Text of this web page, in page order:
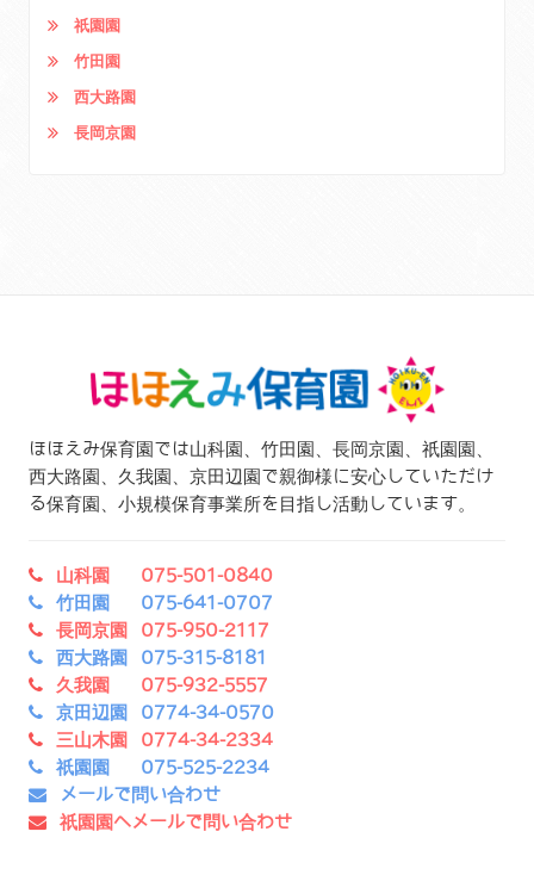
祇園園
竹田園
西大路園
長岡京園
ほほえみ保育園では山科園、竹田園、長岡京園、祇園園、
西大路園、久我園、京田辺園で親御様に安心していただけ
る保育園、小規模保育事業所を目指し活動しています。
山科園 075-501-0840
竹田園 075-641-0707
長岡京園 075-950-2117
西大路園 075-315-8181
久我園 075-932-5557
京田辺園 0774-34-0570
三山木園 0774-34-2334
祇園園 075-525-2234
メールで問い合わせ
祇園園へメールで問い合わせ